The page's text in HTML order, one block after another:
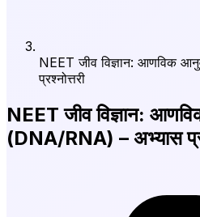
NEET जीव विज्ञान: आणविक
प्रश्नोत्तरी
NEET जीव विज्ञान:
(DNA/RNA) – अभ्यास